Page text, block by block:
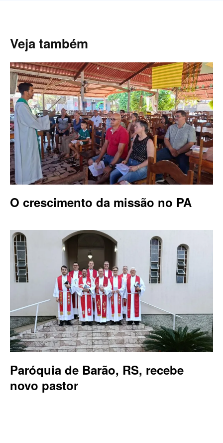
Veja também
O crescimento da missão no PA
Paróquia de Barão, RS, recebe
novo pastor